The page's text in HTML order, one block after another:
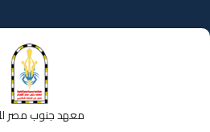
إلى
المحتوى
معهد جنوب مصر